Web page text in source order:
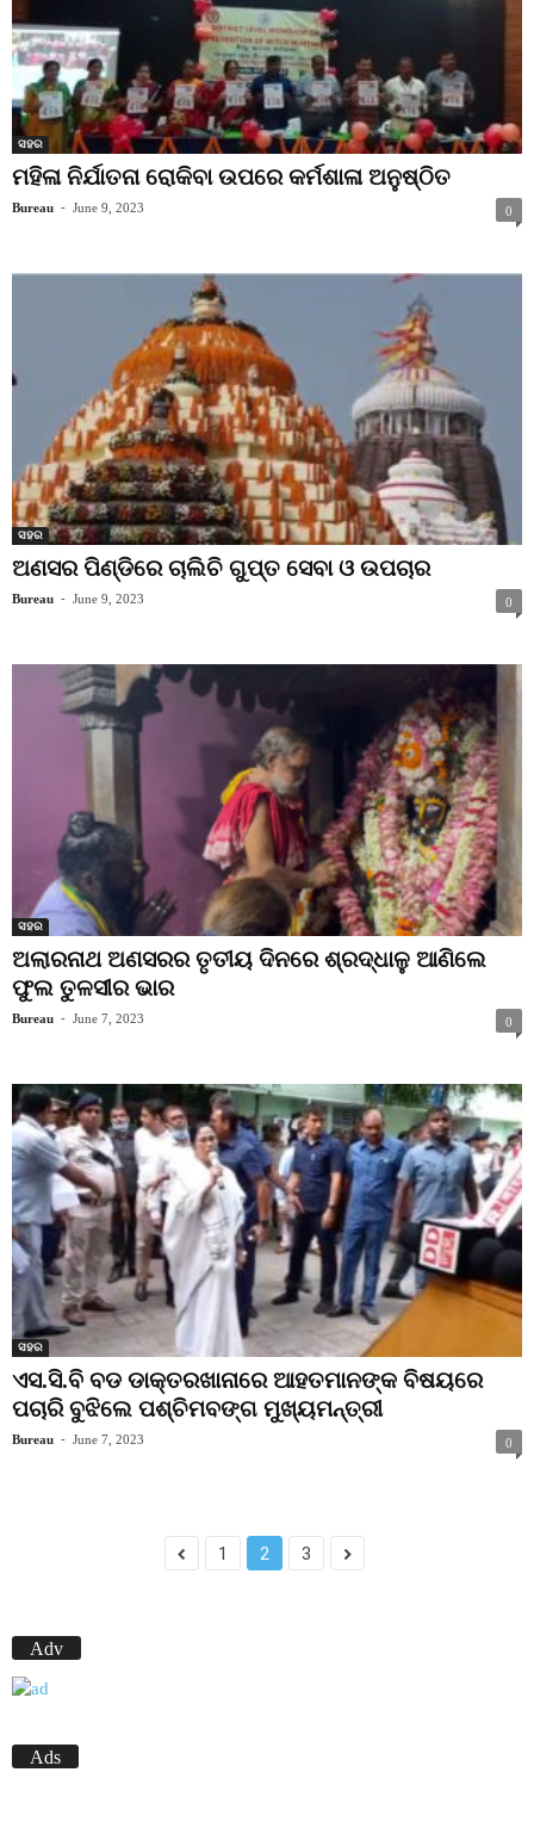
ସହର
ମହିଳା ନିର୍ଯାତନା ରୋକିବା ଉପରେ କର୍ମଶାଳା ଅନୁଷ୍ଠିତ
Bureau - June 9, 2023 0
ସହର
ଅଣସର ପିଣ୍ଡିରେ ଚାଲିଚି ଗୁପ୍ତ ସେବା ଓ ଉପଚାର
Bureau - June 9, 2023 0
ସହର
ଅଲାରନାଥ ଅଣସରର ତୃତୀୟ ଦିନରେ ଶ୍ରଦ୍ଧାଳୁ ଆଣିଲେ
ଫୁଲ ତୁଳସୀର ଭାର
Bureau - June 7, 2023 0
ସହର
ଏସ.ସି.ବି ବଡ ଡାକ୍ତରଖାନାରେ ଆହତମାନଙ୍କ ବିଷୟରେ
ପଚାରି ବୁଝିଲେ ପଶ୍ଚିମବଙ୍ଗ ମୁଖ୍ୟମନ୍ତ୍ରୀ
Bureau - June 7, 2023 0
1 2 3
Adv
Ads